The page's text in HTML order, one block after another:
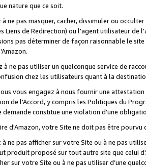
nature que ce soit.
ne pas masquer, cacher, dissimuler ou
Liens de Redirection) ou l'agent utilisateur
pas déterminer de façon raisonnable le
à ne pas utiliser un quelconque service de
chez les utilisateurs quant à la
vous engagez à nous fournir une
de l'Accord, y compris les Politiques du
constitue une violation d'une
d'Amazon, votre Site ne doit pas être
à ne pas afficher sur votre Site ou à ne pas
produit proposé sur tout autre site que celui
sur votre Site ou à ne pas utiliser d’une